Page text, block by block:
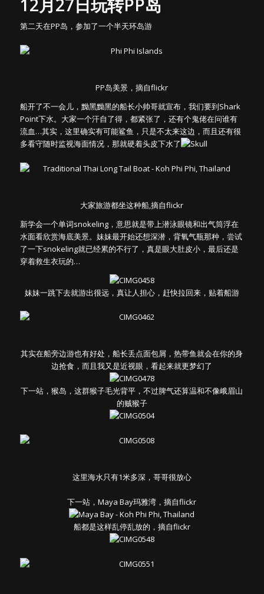
第二天在PP岛，参加了一个半天环岛游
PP岛美景，摘自flickr
船开了不一会儿，黝黑黝黑的船长小帅哥就宣布，我们要到Shark
Point下水。大家一个汗自了得，都紧张了，还有个鬼佬在问谁有
流血…其实，这里确实有可能鲨鱼，只是不太来这边，而且还有很
多看守随时监视海面情况，那就硬着头皮下水了
大家旅游都坐这种船,摘自flickr
新学会一个单词snokeling，意思就是带上潜泳眼镜和出气筒浮在
水面看欣赏海底美景。妹妹最开始还想深潜，背氧气瓶那种，尝试
了一下snokeling就已经累的不行了，真是眼大肚皮小，最后还是
穿着救生衣玩的…
妹妹一跳下去就游出很远，真让人担心，赶快拉回来，贴着船游
其实在船旁边游也有好处，船长丢点面包屑，热带鱼就会在你的身
边抢食，而且我又是近视眼，看起来就更梦幻了
下一站，猴岛，这群猴子毛光背平，不过脾气还算温和不像峨眉山
的贼猴子
这里海水只有1米多深，哥哥很放心
下一站，Maya Bay玛雅湾，摘自flickr
船都是这样乱停乱放的，摘自flickr